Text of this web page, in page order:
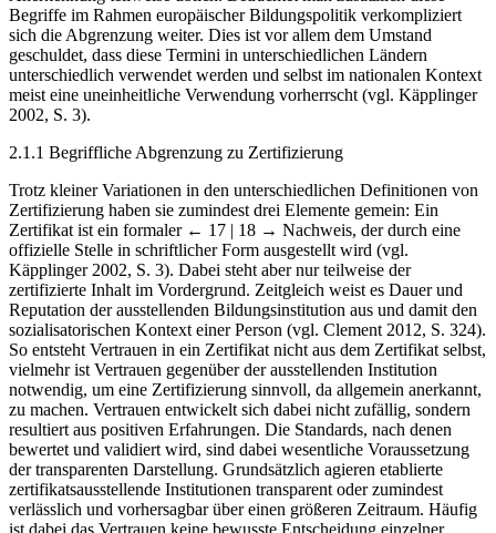
Begriffe im Rahmen europäischer Bildungspolitik verkompliziert
sich die Abgrenzung weiter. Dies ist vor allem dem Umstand
geschuldet, dass diese Termini in unterschiedlichen Ländern
unterschiedlich verwendet werden und selbst im nationalen Kontext
meist eine uneinheitliche Verwendung vorherrscht (vgl. Käpplinger
2002, S. 3).
2.1.1 Begriffliche Abgrenzung zu Zertifizierung
Trotz kleiner Variationen in den unterschiedlichen Definitionen von
Zertifizierung haben sie zumindest drei Elemente gemein: Ein
Zertifikat ist ein formaler ← 17 | 18 → Nachweis, der durch eine
offizielle Stelle in schriftlicher Form ausgestellt wird (vgl.
Käpplinger 2002, S. 3). Dabei steht aber nur teilweise der
zertifizierte Inhalt im Vordergrund. Zeitgleich weist es Dauer und
Reputation der ausstellenden Bildungsinstitution aus und damit den
sozialisatorischen Kontext einer Person (vgl. Clement 2012, S. 324).
So entsteht Vertrauen in ein Zertifikat nicht aus dem Zertifikat selbst,
vielmehr ist Vertrauen gegenüber der ausstellenden Institution
notwendig, um eine Zertifizierung sinnvoll, da allgemein anerkannt,
zu machen. Vertrauen entwickelt sich dabei nicht zufällig, sondern
resultiert aus positiven Erfahrungen. Die Standards, nach denen
bewertet und validiert wird, sind dabei wesentliche Voraussetzung
der transparenten Darstellung. Grundsätzlich agieren etablierte
zertifikatsausstellende Institutionen transparent oder zumindest
verlässlich und vorhersagbar über einen größeren Zeitraum. Häufig